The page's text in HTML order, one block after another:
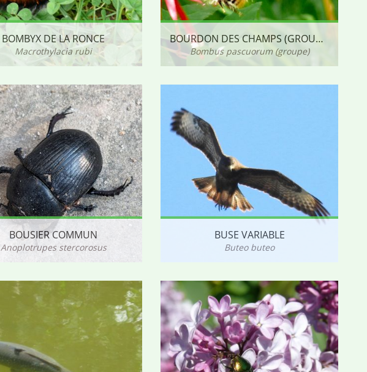
BOMBYX DE LA RONCE
Macrothylacia rubi
BOURDON DES CHAMPS (GROUPE)
Bombus pascuorum (groupe)
BOUSIER COMMUN
Anoplotrupes stercorosus
BUSE VARIABLE
Buteo buteo